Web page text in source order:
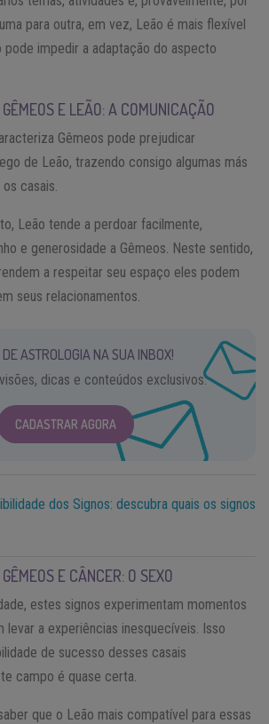
para outra, em vez, Leão é mais flexível
pode impedir a adaptação do aspecto
E LEÃO: A COMUNICAÇÃO
Gêmeos pode prejudicar
de Leão, trazendo consigo algumas más
casais.
Leão tende a perdoar facilmente,
e generosidade a Gêmeos. Neste sentido,
a respeitar seu espaço eles podem
seus relacionamentos.
DE ASTROLOGIA NA SUA INBOX!
dicas e conteúdos exclusivos.
CADASTRAR AGORA
dos Signos: descubra quais os signos
E CÂNCER: O SEXO
estes signos experimentam momentos
levar a experiências inesquecíveis. Isso
de sucesso desses casais
campo é quase certa.
que o Leão mais compatível para essas